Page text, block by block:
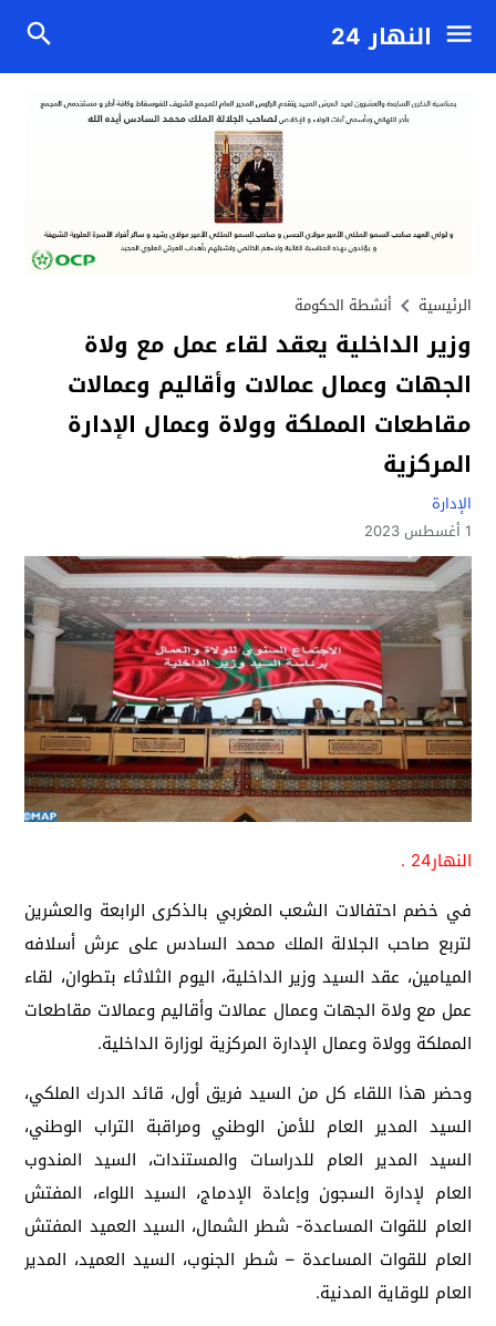
النهار 24
الرئيسية أنشطة الحكومة
وزير الداخلية يعقد لقاء عمل مع ولاة
الجهات وعمال عمالات وأقاليم وعمالات
مقاطعات المملكة وولاة وعمال الإدارة
المركزية
الإدارة
1 أغسطس 2023
النهار24 .
في خضم احتفالات الشعب المغربي بالذكرى الرابعة والعشرين
لتربع صاحب الجلالة الملك محمد السادس على عرش أسلافه
الميامين، عقد السيد وزير الداخلية، اليوم الثلاثاء بتطوان، لقاء
عمل مع ولاة الجهات وعمال عمالات وأقاليم وعمالات مقاطعات
المملكة وولاة وعمال الإدارة المركزية لوزارة الداخلية.
وحضر هذا اللقاء كل من السيد فريق أول، قائد الدرك الملكي،
السيد المدير العام للأمن الوطني ومراقبة التراب الوطني،
السيد المدير العام للدراسات والمستندات، السيد المندوب
العام لإدارة السجون وإعادة الإدماج، السيد اللواء، المفتش
العام للقوات المساعدة- شطر الشمال، السيد العميد المفتش
العام للقوات المساعدة – شطر الجنوب، السيد العميد، المدير
العام للوقاية المدنية.